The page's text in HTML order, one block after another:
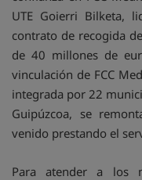
UTE Goierri Bilketa,
contrato de recogida
de 40 millones de
vinculación de FCC
integrada por 22
Guipúzcoa, se
venido prestando el
Para atender a los